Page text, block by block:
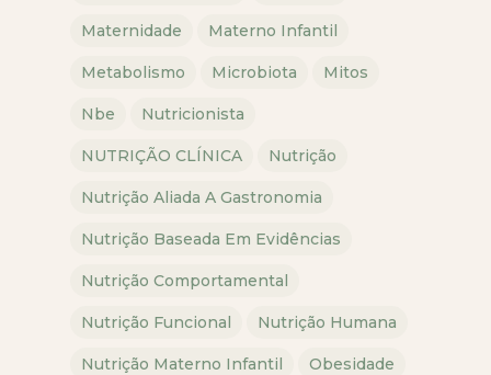
Maternidade Materno Infantil
Metabolismo Microbiota Mitos
Nbe Nutricionista
NUTRIÇÃO CLÍNICA Nutrição
Nutrição Aliada A Gastronomia
Nutrição Baseada Em Evidências
Nutrição Comportamental
Nutrição Funcional Nutrição Humana
Nutrição Materno Infantil Obesidade